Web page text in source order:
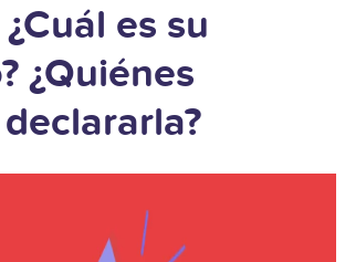
es su
¿Quiénes